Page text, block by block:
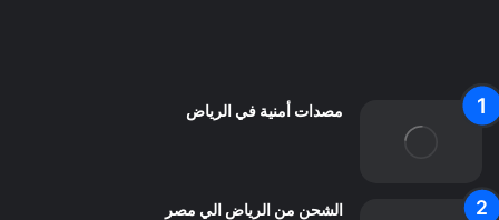
مصدات أمنية في الرياض
الشحن من الرياض الي مصر